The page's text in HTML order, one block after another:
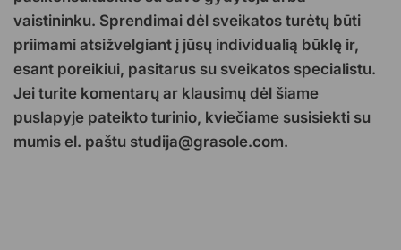
vaistininku. Sprendimai dėl sveikatos turėtų būti
priimami atsižvelgiant į jūsų individualią būklę ir,
esant poreikiui, pasitarus su sveikatos specialistu.
Jei turite komentarų ar klausimų dėl šiame
puslapyje pateikto turinio, kviečiame susisiekti su
mumis el. paštu studija@grasole.com.